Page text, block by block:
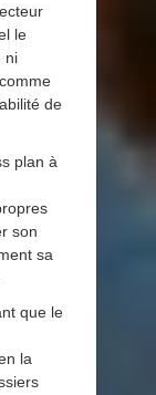
le
ni
de
plan à
son
sa
que le
la